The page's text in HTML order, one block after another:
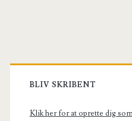
Primary
Sidebar
BLIV SKRIBENT
Klik her for at oprette dig